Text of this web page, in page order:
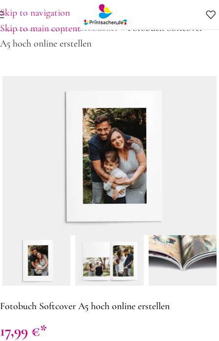
Skip to navigation
Skip to main content
Startseite»Shop»Fotobücher»Fotobuch Softcover
A5 hoch online erstellen
Fotobuch Softcover A5 hoch online erstellen
17,99 €